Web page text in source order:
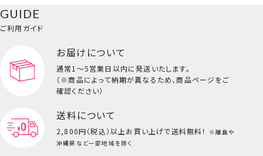
巾着3枚組＜アナと雪の女王＞
イクアップ
ビューティーコスメ一覧を見る
バッグ・タオル・
小物
キッズ一覧を見る
GUIDE
ご利用ガイド
お届けについて
通常1～5営業日以内に発送いたします。
（※商品によって納期が異なるため、商品ページをご
確認ください）
送料について
2,800円（税込）以上お買い上げで送料無料！
※離島や
沖縄県など一部地域を除く